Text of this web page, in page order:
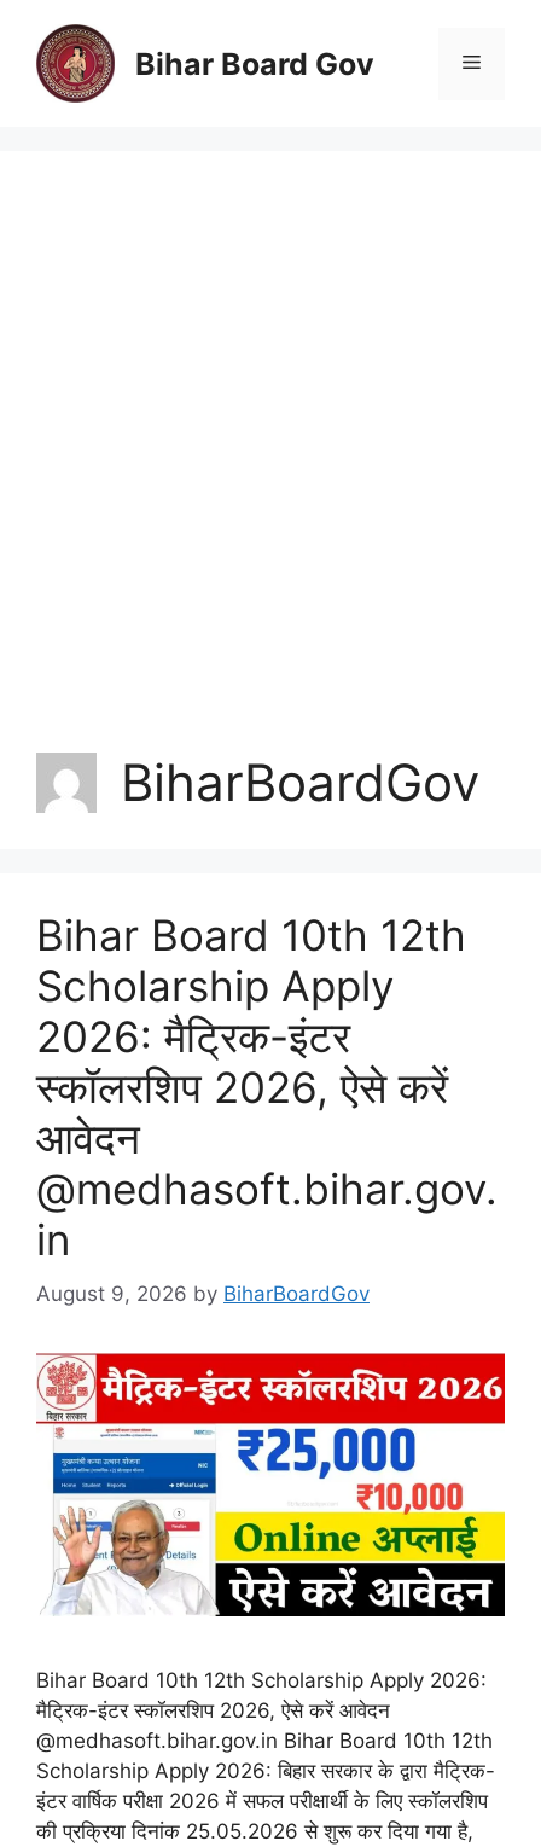
content
Bihar Board Gov Menu
BiharBoardGov
Bihar Board 10th 12th
Scholarship Apply
2026: मैट्रिक-इंटर
स्कॉलरशिप 2026, ऐसे करें
आवेदन
@medhasoft.bihar.gov.
in
August 9, 2026 by BiharBoardGov
Bihar Board 10th 12th Scholarship Apply 2026:
मैट्रिक-इंटर स्कॉलरशिप 2026, ऐसे करें आवेदन
@medhasoft.bihar.gov.in Bihar Board 10th 12th
Scholarship Apply 2026: बिहार सरकार के द्वारा मैट्रिक-
इंटर वार्षिक परीक्षा 2026 में सफल परीक्षार्थी के लिए स्कॉलरशिप
की प्रक्रिया दिनांक 25.05.2026 से शुरू कर दिया गया है,